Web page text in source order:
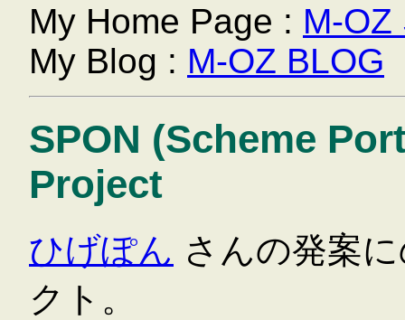
My Home Page : M-OZ
My Blog : M-OZ BLOG
SPON (Scheme
Project
ひげぽん さんの発案
クト。